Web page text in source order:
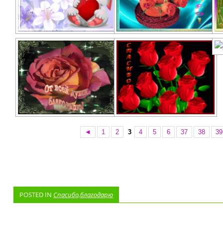
◄ 1 2 3 4 5 6 37 38 39
POSTED IN Спасибо,благодарю